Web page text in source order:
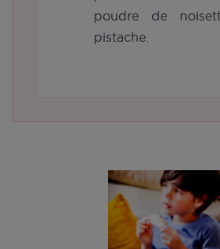
poudre de
pistache.